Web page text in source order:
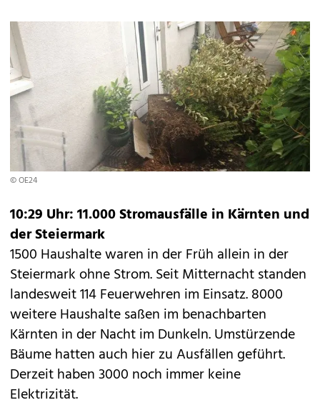
© OE24
10:29 Uhr: 11.000 Stromausfälle in Kärnten und
der Steiermark
1500 Haushalte waren in der Früh allein in der
Steiermark ohne Strom. Seit Mitternacht standen
landesweit 114 Feuerwehren im Einsatz. 8000
weitere Haushalte saßen im benachbarten
Kärnten in der Nacht im Dunkeln. Umstürzende
Bäume hatten auch hier zu Ausfällen geführt.
Derzeit haben 3000 noch immer keine
Elektrizität.